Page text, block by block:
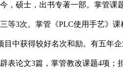
，硕士，出书专著一部。掌管
3次。掌管《PLC使用手艺》
中获得较好名次和励。有五年
论文3篇，掌管教改课题4项；